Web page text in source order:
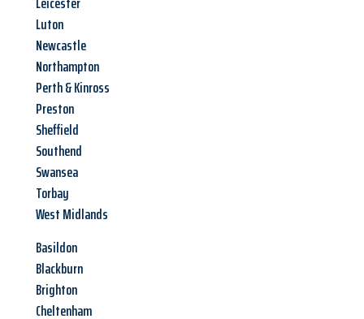
Luton
Newcastle
Northampton
Perth & Kinross
Preston
Sheffield
Southend
Swansea
Torbay
West Midlands
Basildon
Blackburn
Brighton
Cheltenham